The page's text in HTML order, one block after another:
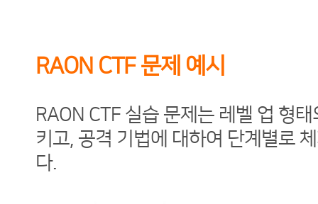
RAON CTF 문제 예시
RAON CTF 실습 문제는 레벨 업 형
키고, 공격 기법에 대하여 단계별로
다.